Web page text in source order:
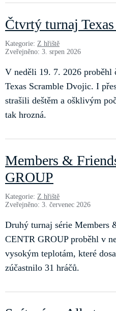
Čtvrtý turnaj
Kategorie: Z hřiště
Zveřejněno: 3. srpen 2026
V neděli 19. 7. 2026
Texas Scramble Dvojic. I
strašili deštěm a ošklivým
tak hrozná.
Members &
GROUP
Kategorie: Z hřiště
Zveřejněno: 3. červenec 2026
Druhý turnaj série Members
CENTR GROUP proběhl v
vysokým teplotám, které
zúčastnilo 31 hráčů.